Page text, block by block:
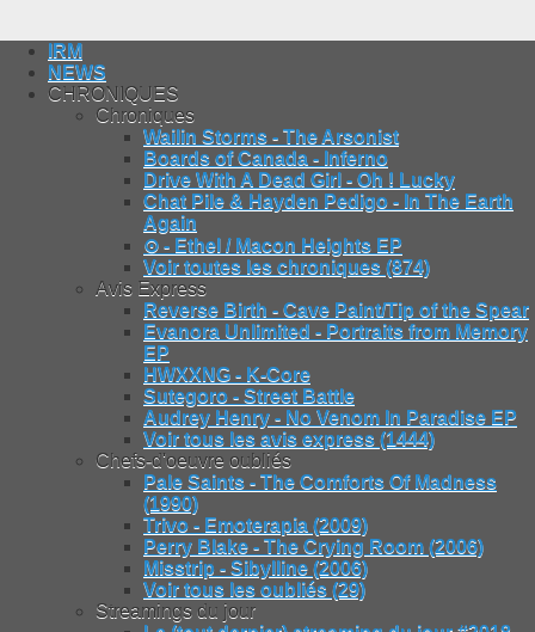
IRM
NEWS
CHRONIQUES
Chroniques
Wailin Storms - The Arsonist
Boards of Canada - Inferno
Drive With A Dead Girl - Oh ! Lucky
Chat Pile & Hayden Pedigo - In The Earth
Again
⊙ - Ethel / Macon Heights EP
Voir toutes les chroniques (874)
Avis Express
Reverse Birth - Cave Paint/Tip of the Spear
Evanora Unlimited - Portraits from Memory
EP
HWXXNG - K-Core
Sutegoro - Street Battle
Audrey Henry - No Venom In Paradise EP
Voir tous les avis express (1444)
Chefs-d'oeuvre oubliés
Pale Saints - The Comforts Of Madness
(1990)
Trivo - Emoterapia (2009)
Perry Blake - The Crying Room (2006)
Misstrip - Sibylline (2006)
Voir tous les oubliés (29)
Streamings du jour